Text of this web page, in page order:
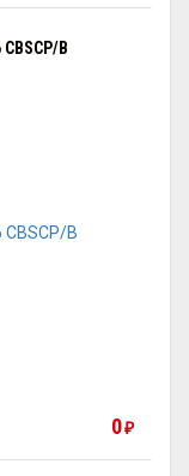
B
0₽